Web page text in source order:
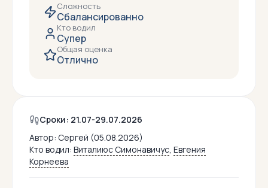
Сложность
Сбалансированно
Кто водил
Супер
Общая оценка
Отлично
Сроки: 21.07-29.07.2026
Автор: Сергей (05.08.2026)
Кто водил: Виталиюс Симонавичус, Евгения
Корнеева